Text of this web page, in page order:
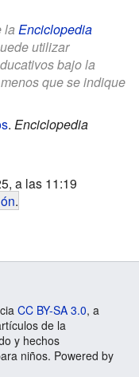
la Enciclopedia
utilizar
bajo la
que se indique
. Enciclopedia
a las 11:19
.
CC BY-SA 3.0, a
de la
y hechos
niños. Powered by